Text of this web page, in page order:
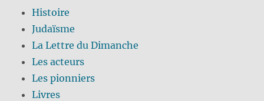
Histoire
Judaïsme
La Lettre du Dimanche
Les acteurs
Les pionniers
Livres